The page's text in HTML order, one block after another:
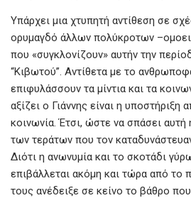
Υπάρχει μια χτυπητή αντίθεση σε
ορυμαγδό άλλων πολύκροτων
που «συγκλονίζουν» αυτήν την
“Κιβωτού”. Αντίθετα με το
επιφυλάσσουν τα μίντια και τα
αξίζει ο Γιάννης είναι η υποστήριξη
κοινωνία. Έτσι, ώστε να σπάσει αυτή
των τεράτων που τον
Διότι η ανωνυμία και το σκοτάδι
επιβάλλεται ακόμη και τώρα από το
τους ανέδειξε σε κείνο το βάθρο